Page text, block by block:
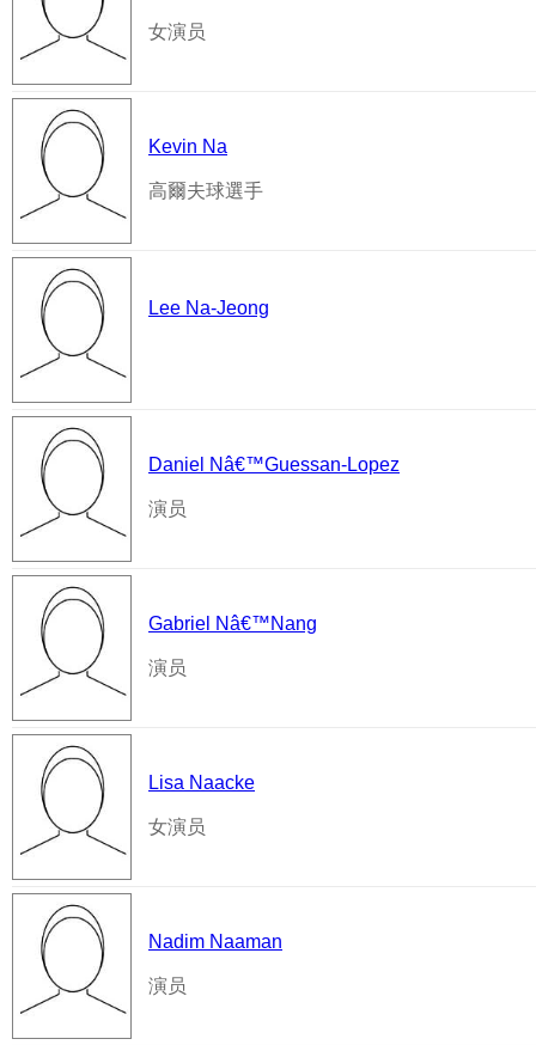
女演员
Kevin Na
高爾夫球選手
Lee Na-Jeong
Daniel Nâ€™Guessan-Lopez
演员
Gabriel Nâ€™Nang
演员
Lisa Naacke
女演员
Nadim Naaman
演员